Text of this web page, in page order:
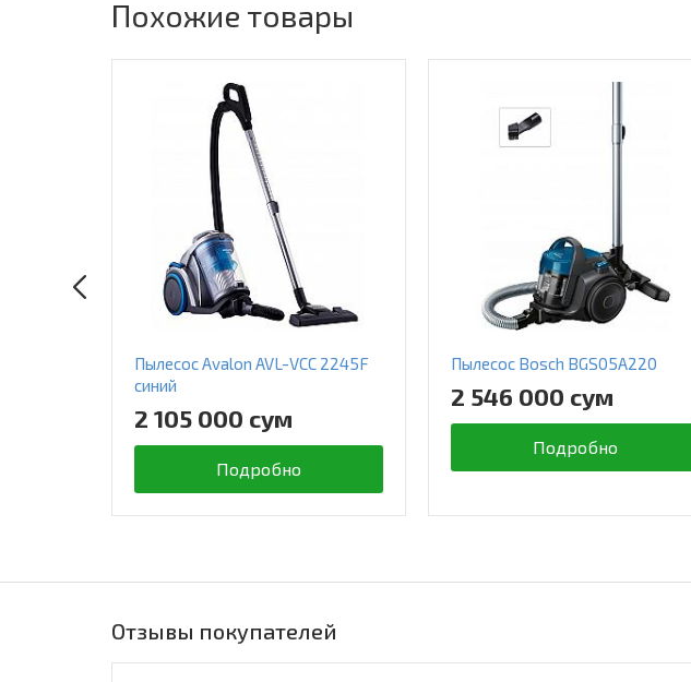
Похожие товары
Пылесос Avalon AVL-VCC 2245F
синий
2 105 000 сум
Подробно
Пылесос Bosch BGS05A220
2 546 000 сум
Подробно
Отзывы покупателей